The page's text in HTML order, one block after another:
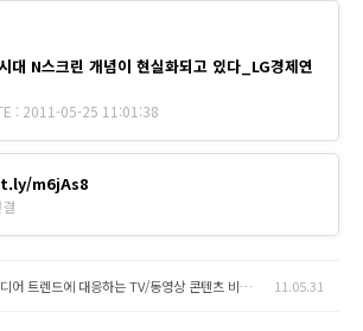
대 N스크린 개념이 현실화되고 있다_LG경제연
: 2011-05-25 11:01:38
m6jAs8
글로벌 미디어 트렌드에 대응하는 TV/동영상 콘텐츠 비즈니스 방향성 11.05.31